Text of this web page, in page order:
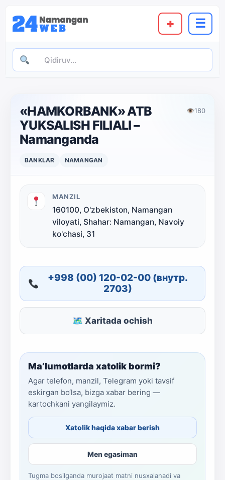
+ ☰
«HAMKORBANK» ATB
YUKSALISH FILIALI –
Namanganda
👁180
BANKLAR NAMANGAN
MANZIL
160100, O'zbekiston, Namangan
viloyati, Shahar: Namangan, Navoiy
ko'chasi, 31
+998 (00) 120-02-00 (внутр.
2703)
🗺 Xaritada ochish
Ma’lumotlarda xatolik bormi?
Agar telefon, manzil, Telegram yoki tavsif
eskirgan bo‘lsa, bizga xabar bering —
kartochkani yangilaymiz.
Xatolik haqida xabar berish
Men egasiman
Tugma bosilganda murojaat matni nusxalanadi va